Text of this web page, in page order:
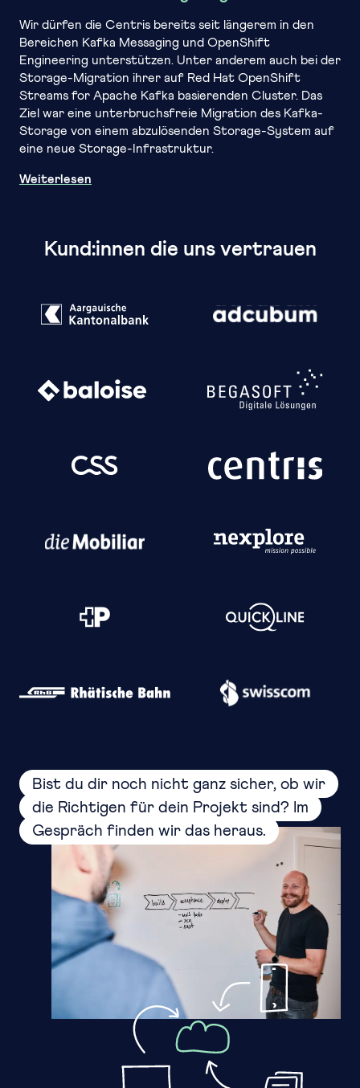
Wir dürfen die Centris bereits seit längerem in den
Bereichen Kafka Messaging und OpenShift
Engineering unterstützen. Unter anderem auch bei der
Storage-Migration ihrer auf Red Hat OpenShift
Streams for Apache Kafka basierenden Cluster. Das
Ziel war eine unterbruchsfreie Migration des Kafka-
Storage von einem abzulösenden Storage-System auf
eine neue Storage-Infrastruktur.
Weiterlesen
Kund:innen die uns vertrauen
Bist du dir noch nicht ganz sicher, ob wir
die Richtigen für dein Projekt sind? Im
Gespräch finden wir das heraus.